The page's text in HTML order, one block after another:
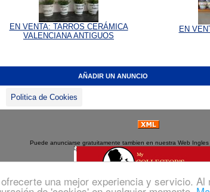
una mejor experiencia y servicio.
EN VENTA: TARROS CERÁMICA
VALENCIANA ANTIGUOS
EN
AÑADIR UN ANUNCIO
Politica de Cookies
Puede anunciarse gratuitamente tambien en nuestra Web Ingles